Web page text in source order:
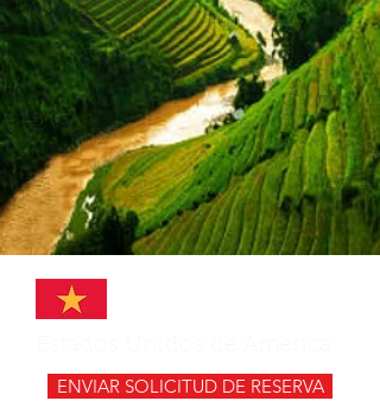
ENVIAR SOLICITUD DE RESERVA